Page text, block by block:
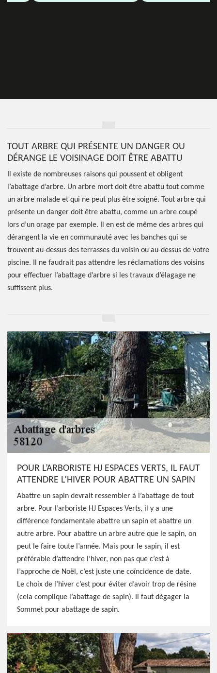
TOUT ARBRE QUI PRÉSENTE UN DANGER OU
DÉRANGE LE VOISINAGE DOIT ÊTRE ABATTU
Il existe de nombreuses raisons qui poussent et obligent
l’abattage d’arbre. Un arbre mort doit être abattu tout comme
un arbre malade et qui ne peut plus être soigné. Tout arbre qui
présente un danger doit être abattu, comme un arbre coupé
lors d’un orage par exemple. Il en est de même des arbres qui
dérangent la vie en communauté avec les banches qui se
trouvent au-dessus des terrasses du voisin ou au-dessus de votre
piscine. Il ne faudrait pas attendre les réclamations des voisins
pour effectuer l’abattage d’arbre si les travaux d’élagage ne
suffissent plus.
POUR L’ARBORISTE HJ ESPACES VERTS, IL FAUT
ATTENDRE L’HIVER POUR ABATTRE UN SAPIN
Abattre un sapin devrait ressembler à l’abattage de tout
arbre. Pour l’arboriste HJ Espaces Verts, il y a une
différence fondamentale abattre un sapin et abattre un
autre arbre. Pour abattre un arbre autre que le sapin, on
peut le faire toute l’année. Mais pour le sapin, il est
préférable d’attendre l’hiver, non pas que c’est à
l’approche de Noël, c’est juste une coïncidence de date.
Le choix de l’hiver c’est pour éviter d’avoir trop de résine
(cela complique l’abattage de sapin). Il faut dégager la
Sommet pour abattage de sapin.